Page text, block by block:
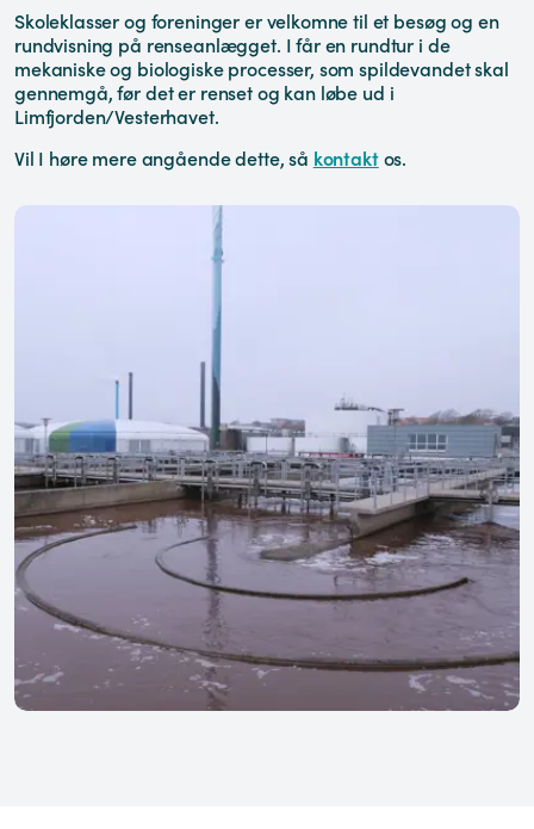
Skoleklasser og foreninger er velkomne til et besøg og en
rundvisning på renseanlægget. I får en rundtur i de
mekaniske og biologiske processer, som spildevandet skal
gennemgå, før det er renset og kan løbe ud i
Limfjorden/Vesterhavet.
Vil I høre mere angående dette, så kontaktos.